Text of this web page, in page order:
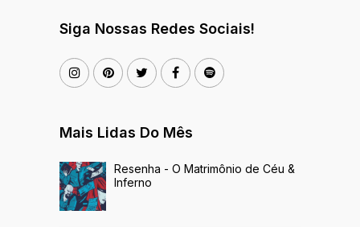
Siga Nossas Redes Sociais!
Mais Lidas Do Mês
Resenha - O Matrimônio de Céu &
Inferno